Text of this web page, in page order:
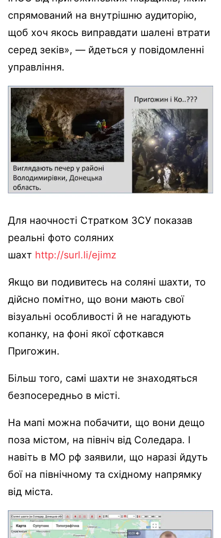
спрямований на внутрішню аудиторію,
щоб хоч якось виправдати шалені втрати
серед зеків», — йдеться у повідомленні
управління.
Для наочності Стратком ЗСУ показав
реальні фото соляних
шахт http://surl.li/ejimz
Якщо ви подивитесь на соляні шахти, то
дійсно помітно, що вони мають свої
візуальні особливості й не нагадують
копанку, на фоні якої сфоткався
Пригожин.
Більш того, самі шахти не знаходяться
безпосередньо в місті.
На мапі можна побачити, що вони дещо
поза містом, на північ від Соледара. І
навіть в МО рф заявили, що наразі йдуть
бої на північному та східному напрямку
від міста.